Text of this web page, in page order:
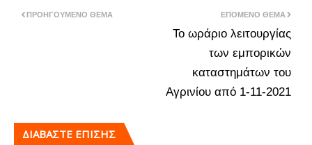
ΕΠΌΜΕΝΟ ΘΈΜΑ
Το ωράριο λειτουργίας
των εμπορικών
καταστημάτων του
Αγρινίου από 1-11-2021
ΠΡΟΗΓΟΎΜΕΝΟ ΘΈΜΑ
ΔΙΑΒΑΣΤΕ ΕΠΙΣΗΣ